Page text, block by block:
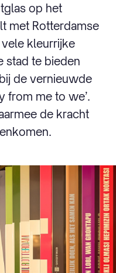
op het
met Rotterdamse
kleurrijke
stad te bieden
de vernieuwde
from me to we’.
de kracht